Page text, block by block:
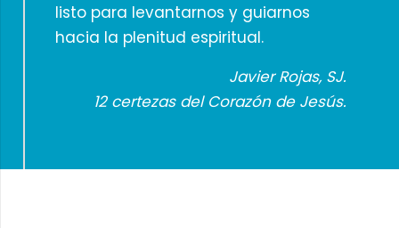
listo para levantarnos y guiarnos
hacia la plenitud espiritual.
Javier Rojas, SJ.
12 certezas del Corazón de Jesús.